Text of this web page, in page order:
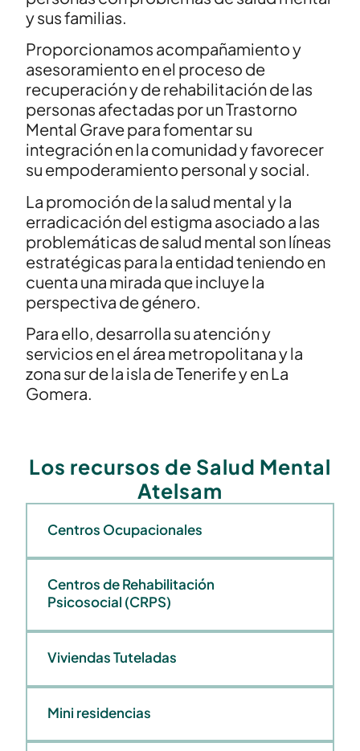
y sus familias.
Proporcionamos acompañamiento y
asesoramiento en el proceso de
recuperación y de rehabilitación de las
personas afectadas por un Trastorno
Mental Grave para fomentar su
integración en la comunidad y favorecer
su empoderamiento personal y social.
La promoción de la salud mental y la
erradicación del estigma asociado a las
problemáticas de salud mental son líneas
estratégicas para la entidad teniendo en
cuenta una mirada que incluye la
perspectiva de género.
Para ello, desarrolla su atención y
servicios en el área metropolitana y la
zona sur de la isla de Tenerife y en La
Gomera.
Los recursos de Salud Mental
Atelsam
Centros Ocupacionales
Centros de Rehabilitación
Psicosocial (CRPS)
Viviendas Tuteladas
Mini residencias